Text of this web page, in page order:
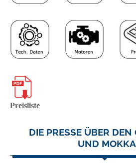
Preisliste
DIE PRESSE ÜBER
UND